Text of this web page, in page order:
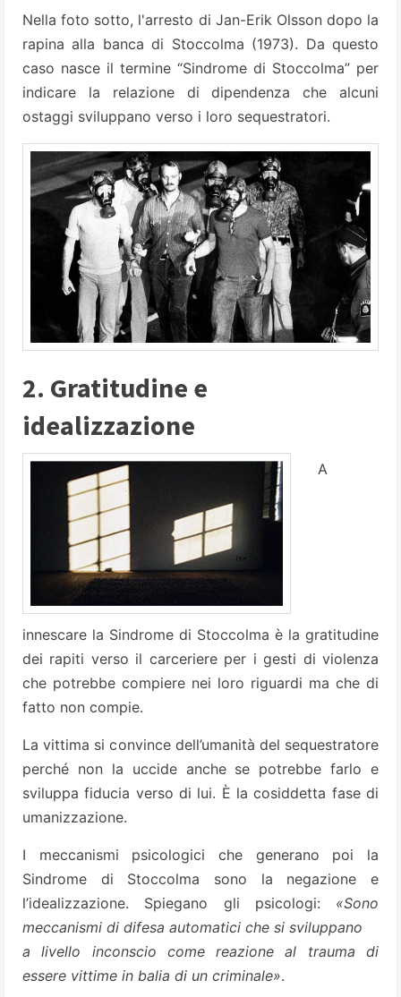
Nella foto sotto, l'arresto di Jan-Erik Olsson dopo la
rapina alla banca di Stoccolma (1973). Da questo
caso nasce il termine “Sindrome di Stoccolma” per
indicare la relazione di dipendenza che alcuni
ostaggi sviluppano verso i loro sequestratori.
2. Gratitudine e
idealizzazione
A
innescare la Sindrome di Stoccolma è la gratitudine
dei rapiti verso il carceriere per i gesti di violenza
che potrebbe compiere nei loro riguardi ma che di
fatto non compie.
La vittima si convince dell’umanità del sequestratore
perché non la uccide anche se potrebbe farlo e
sviluppa fiducia verso di lui. È la cosiddetta fase di
umanizzazione.
I meccanismi psicologici che generano poi la
Sindrome di Stoccolma sono la negazione e
l’idealizzazione. Spiegano gli psicologi: «Sono
meccanismi di difesa automatici che si sviluppano
a livello inconscio come reazione al trauma di
essere vittime in balia di un criminale».